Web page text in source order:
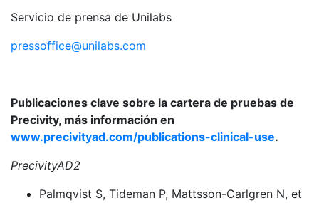
Servicio de prensa de Unilabs
pressoffice@unilabs.com
Publicaciones clave sobre la cartera de pruebas de
Precivity, más información en
www.precivityad.com/publications-clinical-use.
PrecivityAD2
Palmqvist S, Tideman P, Mattsson-Carlgren N, et